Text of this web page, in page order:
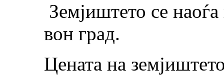
Земјиштето се
вон град.
Цената на